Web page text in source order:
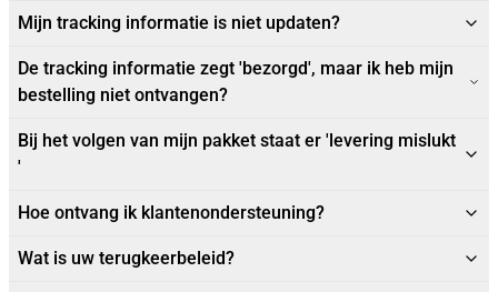
Mijn tracking informatie is niet updaten?
De tracking informatie zegt 'bezorgd', maar ik heb mijn
bestelling niet ontvangen?
Bij het volgen van mijn pakket staat er 'levering mislukt
'
Hoe ontvang ik klantenondersteuning?
Wat is uw terugkeerbeleid?